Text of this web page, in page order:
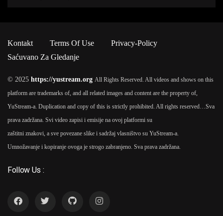
Kontakt Terms Of Use
Privacy-Policy
Saćuvano Za Gledanje
© 2025 https://yustream.org All Rights Reserved. All videos and shows on this
platform are trademarks of, and all related images and content are the property of,
YuStream-a. Duplication and copy of this is strictly prohibited. All rights reserved…Sva
prava zadržana. Svi video zapisi i emisije na ovoj platformi su
zaštitni znakovi, a sve povezane slike i sadržaj vlasništvo su YuStream-a.
Umnožavanje i kopiranje ovoga je strogo zabranjeno. Sva prava zadržana.
Follow Us :